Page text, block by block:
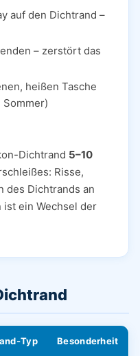
auf den Dichtrand –
– zerstört das
heißen Tasche
Sommer)
Dichtrand 5–10
Risse,
des Dichtrands an
ist ein Wechsel der
Typ Besonderheit